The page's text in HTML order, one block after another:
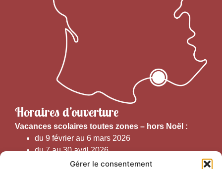
Gérer le consentement
Horaires d’ouverture
Vacances scolaires toutes zones – hors Noël :
du 9 février au 6 mars 2026
du 7 au 30 avril 2026
du 1er juin au 30 septembre 2026